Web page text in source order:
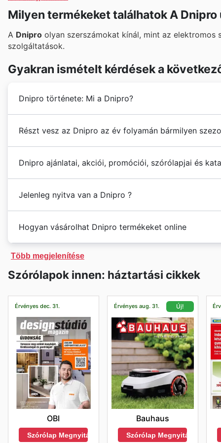
Milyen termékeket találhatok A
A Dnipro olyan szerszámokat kínál, mint az
szolgáltatások.
Gyakran ismételt kérdések a
Dnipro története: Mi a Dnipro?
Részt vesz az Dnipro az év folyamán bármilyen
akciós újságokatésheti ajánlatokatweboldalunkon
akciók, az őszi kedvezmények, valamint a nagy téli
találkozhatsz. Emellett figyeljünk az olyan különleges
továbbá az újévi ünnepek körüli kiárusításokra is.
napokról, mint a nemzeti ünnepekhez kapcsolódó
tehát előzetesen tájékozódni nálunk, mielőtt
Dnipro ajánlatai, akciói, promóciói, szórólapjai és
Jelenleg nyitva van a Dnipro ?
Hogyan vásárolhat Dnipro termékeket online
ADnipro ´s weboldalán nemcsak exkluzív
weboldalon méretkalauz található, ha kétségei
Több megjelenítése
Szórólapok innen: háztartási cikkek
Érvényes dec. 31.
OBI
Szórólap Megnyitása
Érvényes aug. 31. Új!
Bauhaus
Szórólap Megnyitása